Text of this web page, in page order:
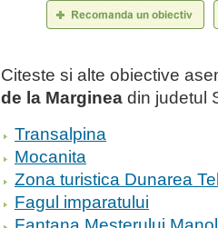
Citeste si alte obiective
de la Marginea din judetul
Transalpina
Mocanita
Zona turistica Dunarea
Fagul imparatului